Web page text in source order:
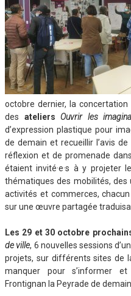
octobre dernier, la
des ateliers Ouvrir les
d’expression plastique pour
de demain et recueillir l’avis
réflexion et de promenade
étaient invité·e·s à y projeter
thématiques des mobilités, des
activités et commerces,
sur une œuvre partagée
Les 29 et 30 octobre
de ville, 6 nouvelles sessions
projets, sur différents sites de
manquer pour s’informer
Frontignan la Peyrade de